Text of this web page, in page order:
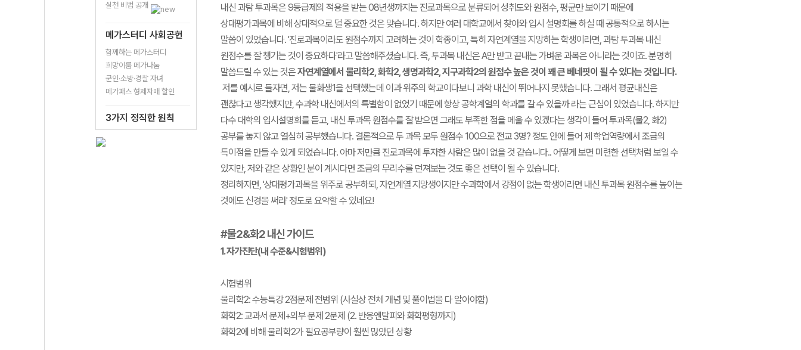
실천 비법 공개
메가스터디 사회공헌
함께하는 메가스터디
희망이룸 메가나눔
군인·소방·경찰 자녀
메가패스 형제자매 할인
3가지 정직한 원칙
내신 과탐 투과목은 9등급제의 적용을 받는 08년생까지는 진로과목으로 분류되어 성취도와 원점수, 평균만 보이기 때문에
상대평가과목에 비해 상대적으로 덜 중요한 것은 맞습니다. 하지만 여러 대학교에서 찾아와 입시 설명회를 하실 때 공통적으로 하시는
말씀이 있었습니다. '진로과목이라도 원점수까지 고려하는 것이 학종이고, 특히 자연계열을 지망하는 학생이라면, 과탐 투과목 내신
원점수를 잘 챙기는 것이 중요하다'라고 말씀해주셨습니다. 즉, 투과목 내신은 A만 받고 끝내는 가벼운 과목은 아니라는 것이죠. 분명히
말씀드릴 수 있는 것은자연계열에서 물리학2, 화학2, 생명과학2, 지구과학2의 원점수 높은 것이 꽤 큰 베네핏이 될 수 있다는 것입니다.
저를 예시로 들자면, 저는 물화생1을 선택했는데 이과 위주의 학교이다보니 과학 내신이 뛰어나지 못했습니다. 그래서 평균내신은
괜찮다고 생각했지만, 수과학 내신에서의 특별함이 없었기 때문에 항상 공학계열의 학과를 갈 수 있을까 라는 근심이 있었습니다. 하지만
다수 대학의 입시설명회를 듣고, 내신 투과목 원점수를 잘 받으면 그래도 부족한 점을 메울 수 있겠다는 생각이 들어 투과목(물2, 화2)
공부를 놓지 않고 열심히 공부했습니다. 결론적으로 두 과목 모두 원점수 100으로 전교 3명? 정도 안에 들어 제 학업역량에서 조금의
특이점을 만들 수 있게 되었습니다. 아마 저만큼 진로과목에 투자한 사람은 많이 없을 것 같습니다.. 어떻게 보면 미련한 선택처럼 보일 수
있지만, 저와 같은 상황인 분이 계시다면 조금의 무리수를 던져보는 것도 좋은 선택이 될 수 있습니다.
정리하자면, '상대평가과목을 위주로 공부하되, 자연계열 지망생이지만 수과학에서 강점이 없는 학생이라면 내신 투과목 원점수를 높이는
것에도 신경을 써라' 정도로 요약할 수 있네요!
#물2&화2 내신 가이드
1. 자가진단(내 수준&시험범위)
시험범위
물리학2: 수능특강 2점문제 전범위 (사실상 전체 개념 및 풀이법을 다 알아야함)
화학2: 교과서 문제+외부 문제 2문제 (2. 반응엔탈피와 화학평형까지)
화학2에 비해 물리학2가 필요공부량이 훨씬 많았던 상황